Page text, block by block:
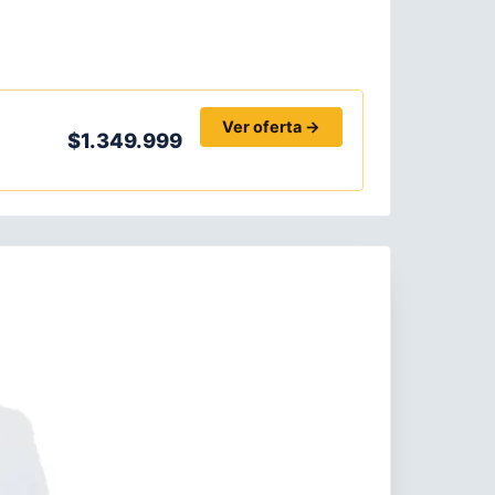
$1.349.999
Ver oferta →